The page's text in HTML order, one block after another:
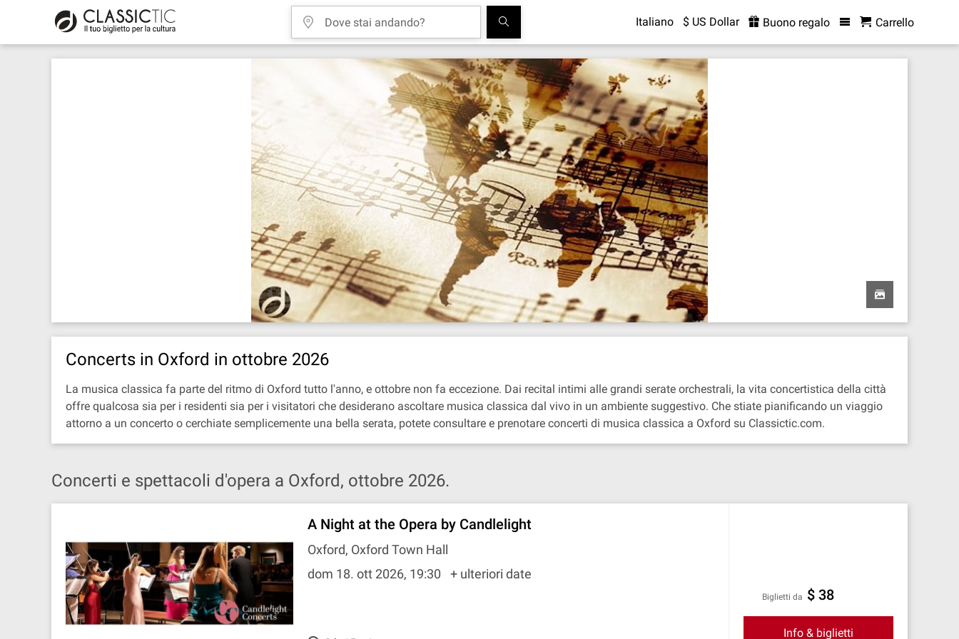
Italiano $ US Dollar Buono regalo Carrello
Concerts in Oxford in ottobre 2026
La musica classica fa parte del ritmo di Oxford tutto l'anno, e ottobre non fa eccezione. Dai recital intimi alle grandi serate orchestrali, la vita concertistica della città
offre qualcosa sia per i residenti sia per i visitatori che desiderano ascoltare musica classica dal vivo in un ambiente suggestivo. Che stiate pianificando un viaggio
attorno a un concerto o cerchiate semplicemente una bella serata, potete consultare e prenotare concerti di musica classica a Oxford su Classictic.com.
Concerti e spettacoli d'opera a Oxford, ottobre 2026.
A Night at the Opera by Candlelight
Oxford, Oxford Town Hall
dom 18. ott 2026, 19:30
+ ulteriori date
Biglietti da $ 38
Info & biglietti